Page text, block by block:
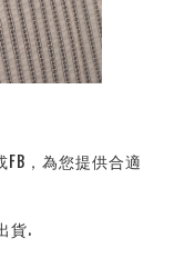
，為您提供合適
貨.